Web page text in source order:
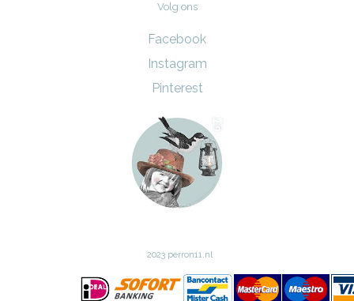
Volg ons
Facebook
Instagram
Pinterest
2023 perron11.nl